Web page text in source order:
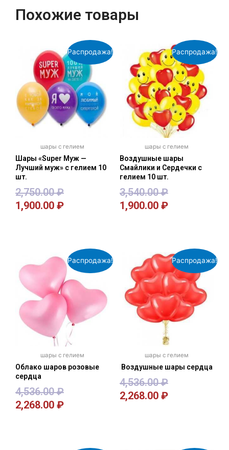
Похожие товары
Распродажа!
шары с гелием
Шары «Super Муж —
Лучший муж» с гелием 10
шт.
2,750.00₽
1,900.00 ₽
Распродажа!
шары с гелием
Воздушные шары
Смайлики и Сердечки с
гелием 10 шт.
3,540.00₽
1,900.00 ₽
Распродажа!
шары с гелием
Облако шаров розовые
сердца
4,536.00₽
2,268.00 ₽
Распродажа!
шары с гелием
Воздушные шары сердца
4,536.00₽
2,268.00 ₽